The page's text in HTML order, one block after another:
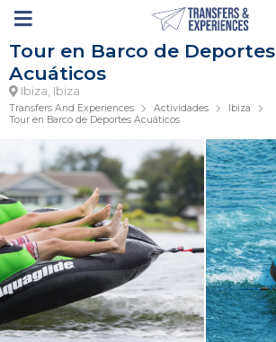
Tour en Barco de Deportes
Acuáticos
Ibiza, Ibiza
Transfers And Experiences Actividades
Ibiza
Tour en Barco de Deportes Acuáticos